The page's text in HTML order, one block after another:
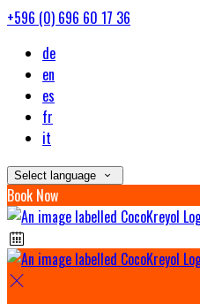
+596 (0) 696 60 17 36
de
en
es
fr
it
Select language
Book Now